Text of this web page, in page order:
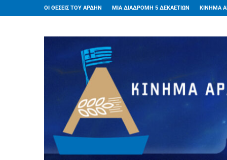
ΟΙ ΘΕΣΕΙΣ ΤΟΥ ΑΡΔΗΝ ΜΙΑ ΔΙΑΔΡΟΜΗ 5 ΔΕΚΑΕΤΙΩΝ ΚΙΝΗΜΑ